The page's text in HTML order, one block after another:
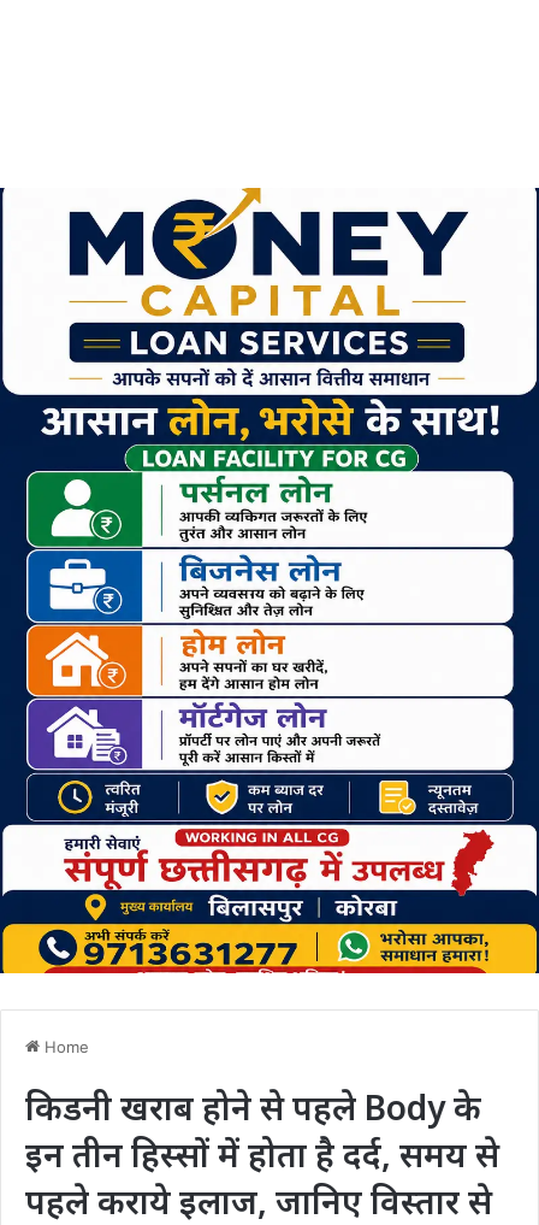
Home
किडनी खराब होने से पहले Body के
इन तीन हिस्सों में होता है दर्द, समय से
पहले कराये इलाज, जानिए विस्तार से